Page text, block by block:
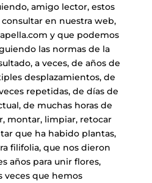
amigo lector, estos
en nuestra web,
y que podemos
las normas de la
a veces, de años de
desplazamientos, de
repetidas, de días de
de muchas horas de
montar, limpiar, retocar
que ha habido plantas,
filifolia, que nos dieron
años para unir flores,
veces que hemos